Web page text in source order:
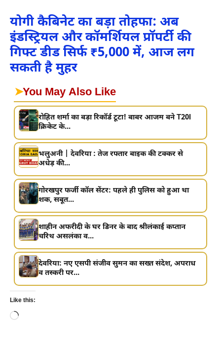
योगी कैबिनेट का बड़ा तोहफा: अब
इंडस्ट्रियल और कॉमर्शियल प्रॉपर्टी की
गिफ्ट डीड सिर्फ ₹5,000 में, आज लग
सकती है मुहर
➤You May Also Like
रोहित शर्मा का बड़ा रिकॉर्ड टूटा! बाबर आजम बने T20I
क्रिकेट के...
भलुअनी | देवरिया : तेज रफ्तार बाइक की टक्कर से
अधेड़ की...
गोरखपुर फर्जी कॉल सेंटर: पहले ही पुलिस को हुआ था
शक, सबूत...
शाहीन अफरीदी के घर डिनर के बाद श्रीलंकाई कप्तान
चरिथ असलंका व...
देवरिया: नए एसपी संजीव सुमन का सख्त संदेश, अपराध
व तस्करी पर...
Like this:
Loading…